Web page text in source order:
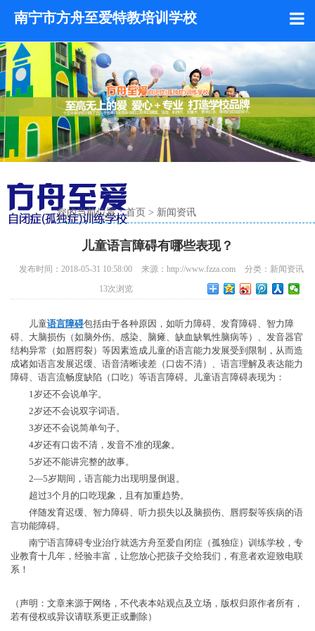
南宁市方舟至爱特教培训学校
您的当前位置：首页 > 新闻资讯
儿童语言障碍有哪些表现？
发布时间：2018-05-31 10:58:00 来源：http://www.fzza.com 分类： 新闻资讯
13次浏览
儿童语言障碍包括由于各种原因，如听力障碍、发育障碍、智力障
碍、大脑损伤（如脑外伤、感染、脑瘫、缺血缺氧性脑病等）、发音器官
结构异常（如唇腭裂）等因素造成儿童的语言能力发展受到限制，从而造
成诸如语言发展迟缓、语音清晰读差（口齿不清）、语言理解及表达能力
障碍、语言流畅度缺陷（口吃）等语言障碍。儿童语言障碍表现为：
1岁还不会说单字。
2岁还不会说双字词语。
3岁还不会说简单句子。
4岁还有口齿不清，发音不准的现象。
5岁还不能讲完整的故事。
2—5岁期间，语言能力出现明显倒退。
超过3个月的口吃现象，且有加重趋势。
伴随发育迟缓、智力障碍、听力损失以及脑损伤、唇腭裂等疾病的语
言功能障碍。
南宁语言障碍专业治疗就选方舟至爱自闭症（孤独症）训练学校，专
业教育十几年，经验丰富，让您放心把孩子交给我们，有意者欢迎致电联
系！
（声明：文章来源于网络，不代表本站观点及立场，版权归原作者所有，
若有侵权或异议请联系更正或删除）